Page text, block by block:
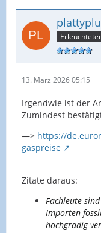
Erleuchteter
13. März 2026 05:15
Irgendwie ist der
Zumindest
—> https://
gaspreise
Zitate daraus:
Fachleute
Importen
hochgradig